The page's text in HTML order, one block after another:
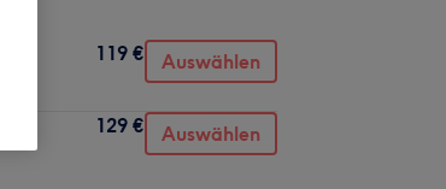
119 € Auswählen
129 € Auswählen